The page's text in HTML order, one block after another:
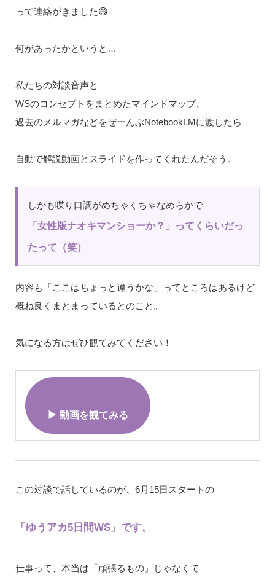
って連絡がきました😄
何があったかというと…
私たちの対談音声と
WSのコンセプトをまとめたマインドマップ、
過去のメルマガなどをぜーんぶNotebookLMに渡したら
自動で解説動画とスライドを作ってくれたんだそう。
しかも喋り口調がめちゃくちゃなめらかで
「女性版ナオキマンショーか？」ってくらいだっ
たって（笑）
内容も「ここはちょっと違うかな」ってところはあるけど
概ね良くまとまっているとのこと。
気になる方はぜひ観てみてください！
▶ 動画を観てみる
この対談で話しているのが、6月15日スタートの
「ゆうアカ5日間WS」です。
仕事って、本当は「頑張るもの」じゃなくて